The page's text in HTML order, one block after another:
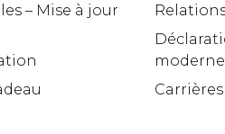
– Mise à jour
moderne
Carrières